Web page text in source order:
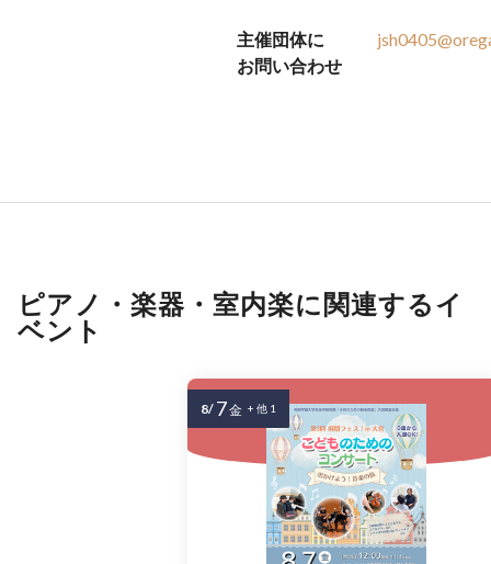
主催団体に
お問い合わせ
ピアノ・楽器・室内楽に関連するイ
ベント
8/ 7金 + 他 1